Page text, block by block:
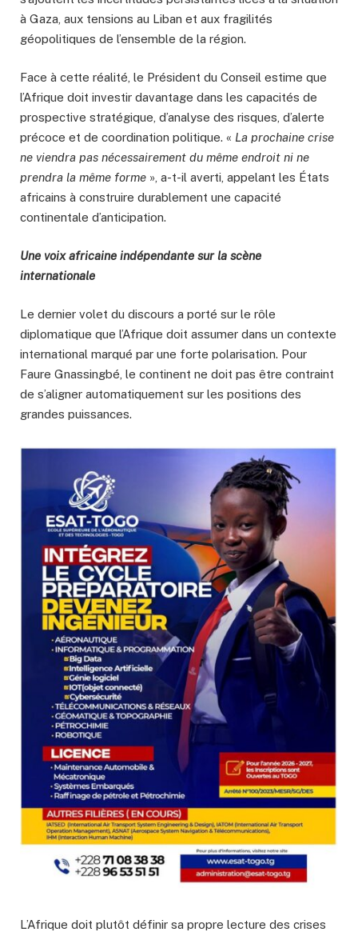
à Gaza, aux tensions au Liban et aux fragilités
géopolitiques de l’ensemble de la région.
Face à cette réalité, le Président du Conseil estime que
l’Afrique doit investir davantage dans les capacités de
prospective stratégique, d’analyse des risques, d’alerte
précoce et de coordination politique. « La prochaine crise
ne viendra pas nécessairement du même endroit ni ne
prendra la même forme », a-t-il averti, appelant les États
africains à construire durablement une capacité
continentale d’anticipation.
Une voix africaine indépendante sur la scène
internationale
Le dernier volet du discours a porté sur le rôle
diplomatique que l’Afrique doit assumer dans un contexte
international marqué par une forte polarisation. Pour
Faure Gnassingbé, le continent ne doit pas être contraint
de s’aligner automatiquement sur les positions des
grandes puissances.
L’Afrique doit plutôt définir sa propre lecture des crises